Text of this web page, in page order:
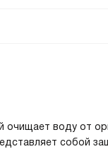
воду от
собой